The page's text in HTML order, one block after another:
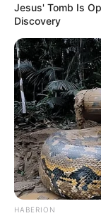
Jesus' Tomb Is
Discovery
HABERION